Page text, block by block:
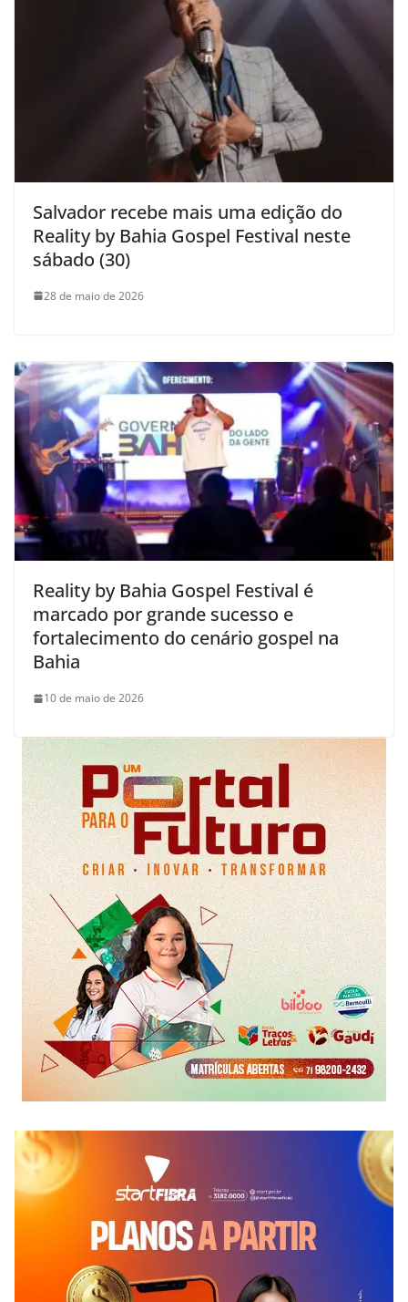
Salvador recebe mais uma edição do
Reality by Bahia Gospel Festival neste
sábado (30)
28 de maio de 2026
Reality by Bahia Gospel Festival é
marcado por grande sucesso e
fortalecimento do cenário gospel na
Bahia
10 de maio de 2026